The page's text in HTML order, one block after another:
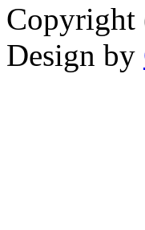
Copyright
Design by